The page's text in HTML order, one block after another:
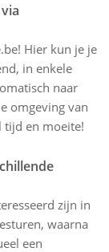
Hier kun je je
in enkele
naar
omgeving van
tijd en moeite!
zijn in
waarna
een